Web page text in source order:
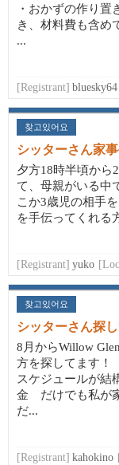
・おかずの作り
き、材料費も含め
...
[Registrant] bluesky64
찾고있어요
シッターさん家
夕方18時半頃から
て、母親がいる中
こか3歳児の相手
を手伝ってくれる
[Registrant] yuko
찾고있어요
シッターさん探
8月からWillow
方を探してます！
スケジュールが結
金 だけでも私が
だ...
[Registrant] kahokino